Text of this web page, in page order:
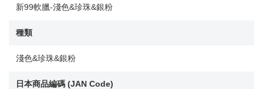
新99軟臘-淺色&珍珠&銀粉
種類
淺色&珍珠&銀粉
日本商品編碼 (JAN Code)